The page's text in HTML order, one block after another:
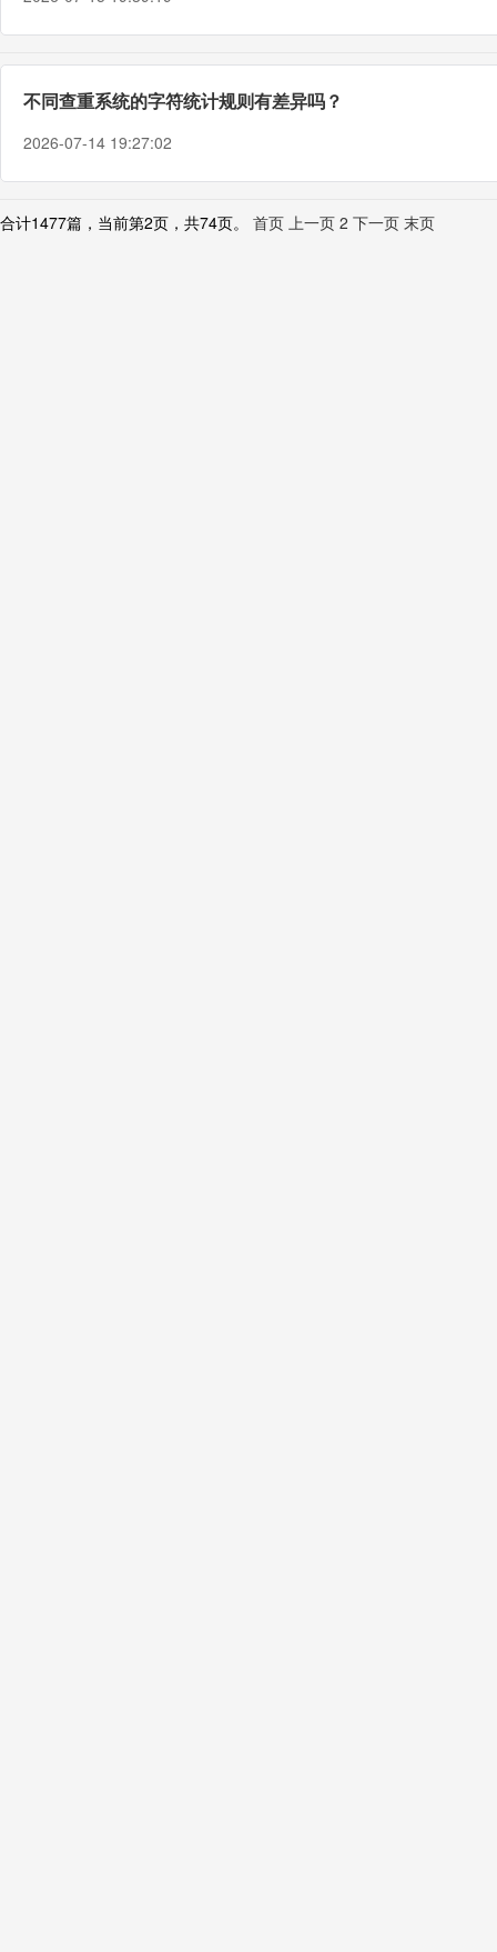
不同查重系统的字符统计规则有差异吗？
2026-07-14 19:27:02
合计1477篇，当前第2页，共74页。 首页 上一页 2 下一页 末页